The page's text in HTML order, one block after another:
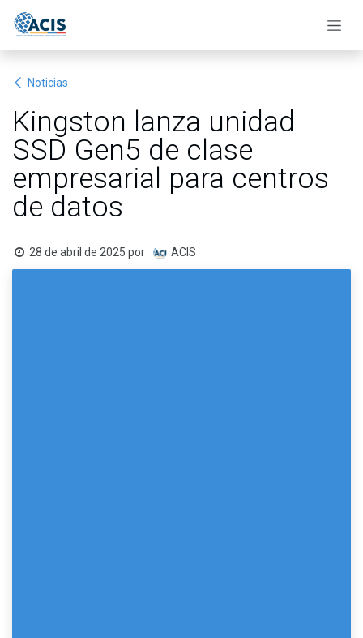
Noticias
Kingston lanza unidad
SSD Gen5 de clase
empresarial para centros
de datos
28 de abril de 2025 por ACIS